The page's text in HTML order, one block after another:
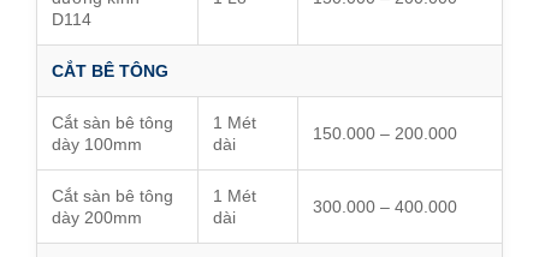
D114
CẮT BÊ TÔNG
Cắt sàn bê tông
dày 100mm
1 Mét
dài
150.000 – 200.000
Cắt sàn bê tông
dày 200mm
1 Mét
dài
300.000 – 400.000